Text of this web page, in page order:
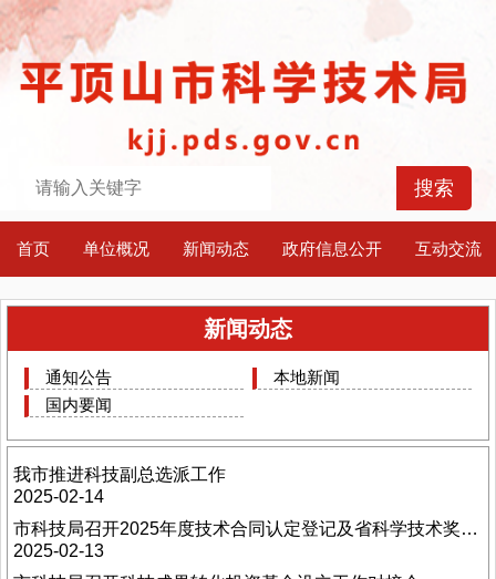
首页 单位概况 新闻动态 政府信息公开 互动交流
新闻动态
通知公告
本地新闻
国内要闻
我市推进科技副总选派工作
2025-02-14
市科技局召开2025年度技术合同认定登记及省科学技术奖提名摸底工作会
2025-02-13